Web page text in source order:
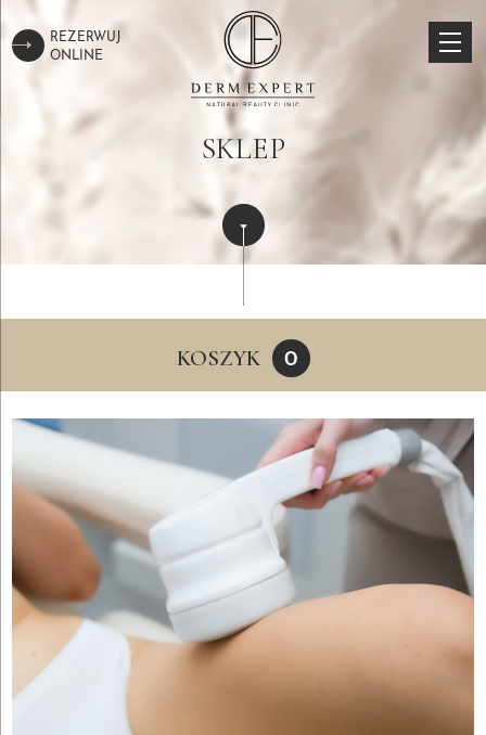
REZERWUJ
ONLINE
SKLEP
KOSZYK 0